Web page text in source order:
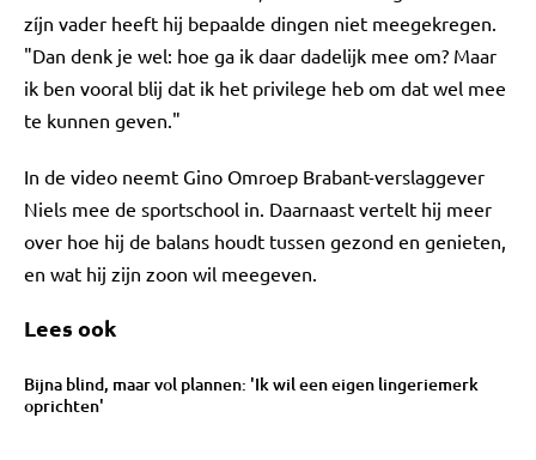
zíjn vader heeft hij bepaalde dingen niet meegekregen.
"Dan denk je wel: hoe ga ik daar dadelijk mee om? Maar
ik ben vooral blij dat ik het privilege heb om dat wel mee
te kunnen geven."
In de video neemt Gino Omroep Brabant-verslaggever
Niels mee de sportschool in. Daarnaast vertelt hij meer
over hoe hij de balans houdt tussen gezond en genieten,
en wat hij zijn zoon wil meegeven.
Lees ook
Bijna blind, maar vol plannen: 'Ik wil een eigen lingeriemerk
oprichten'